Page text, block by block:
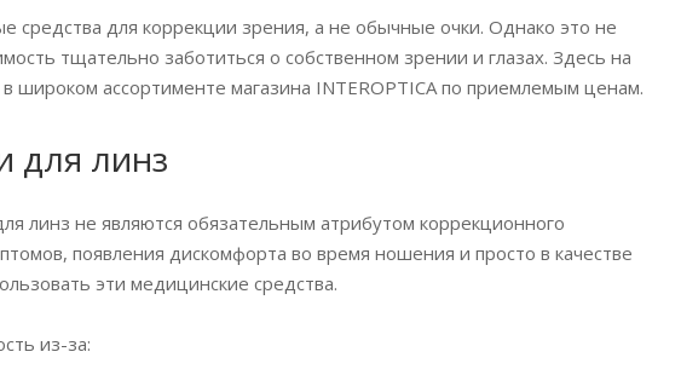
для коррекции зрения, а не обычные очки. Однако это не
тщательно заботиться о собственном зрении и глазах. Здесь на
широком ассортименте магазина INTEROPTICA по приемлемым ценам.
для линз
линз не являются обязательным атрибутом коррекционного
появления дискомфорта во время ношения и просто в качестве
эти медицинские средства.
из-за: